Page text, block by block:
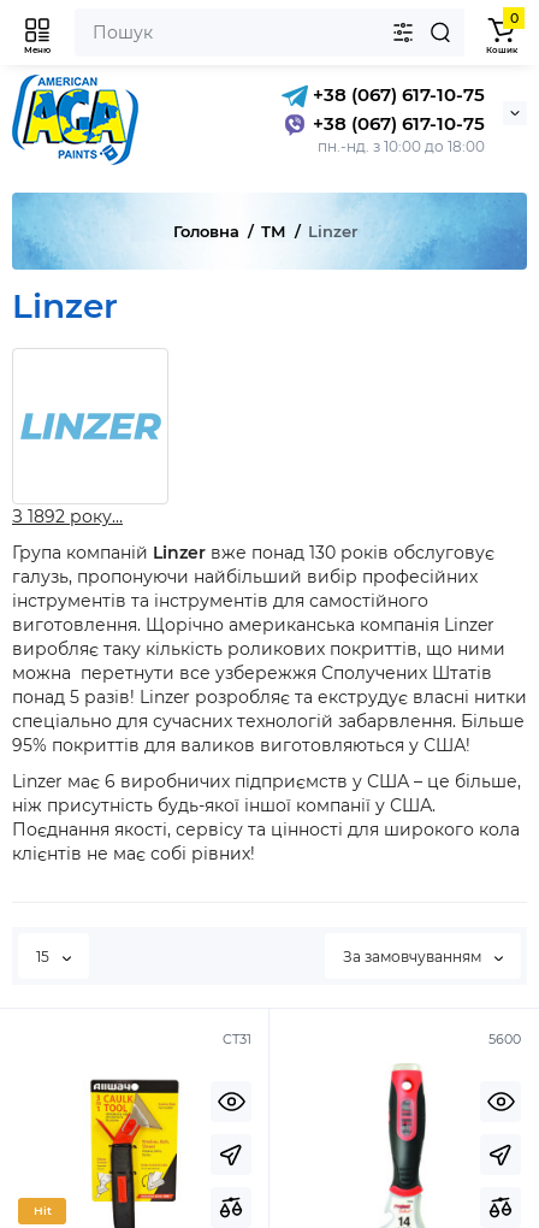
+38 (067) 617-10-75
+38 (067) 617-10-75
пн.-нд. з 10:00 до 18:00
Меню
0
Кошик
Головна ТМ Linzer
Linzer
З 1892 року…
Група компаній Linzer вже понад 130 років обслуговує
галузь, пропонуючи найбільший вибір професійних
інструментів та інструментів для самостійного
виготовлення. Щорічно американська компанія Linzer
виробляє таку кількість роликових покриттів, що ними
можна перетнути все узбережжя Сполучених Штатів
понад 5 разів! Linzer розробляє та екструдує власні нитки
спеціально для сучасних технологій забарвлення. Більше
95% покриттів для валиков виготовляються у США!
Linzer має 6 виробничих підприємств у США – це більше,
ніж присутність будь-якої іншої компанії у США.
Поєднання якості, сервісу та цінності для широкого кола
клієнтів не має собі рівних!
15 За замовчуванням
CT31
Hit
5600